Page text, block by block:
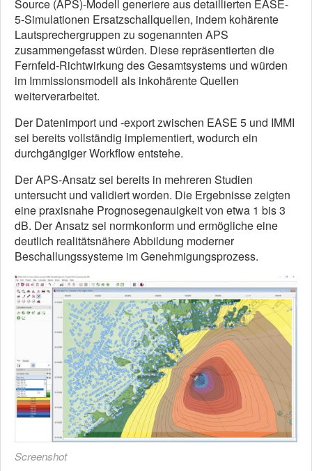
Source (APS)-Modell generiere aus detaillierten EASE-
5-Simulationen Ersatzschallquellen, indem kohärente
Lautsprechergruppen zu sogenannten APS
zusammengefasst würden. Diese repräsentierten die
Fernfeld-Richtwirkung des Gesamtsystems und würden
im Immissionsmodell als inkohärente Quellen
weiterverarbeitet.
Der Datenimport und -export zwischen EASE 5 und IMMI
sei bereits vollständig implementiert, wodurch ein
durchgängiger Workflow entstehe.
Der APS-Ansatz sei bereits in mehreren Studien
untersucht und validiert worden. Die Ergebnisse zeigten
eine praxisnahe Prognosegenauigkeit von etwa 1 bis 3
dB. Der Ansatz sei normkonform und ermögliche eine
deutlich realitätsnähere Abbildung moderner
Beschallungssysteme im Genehmigungsprozess.
Screenshot